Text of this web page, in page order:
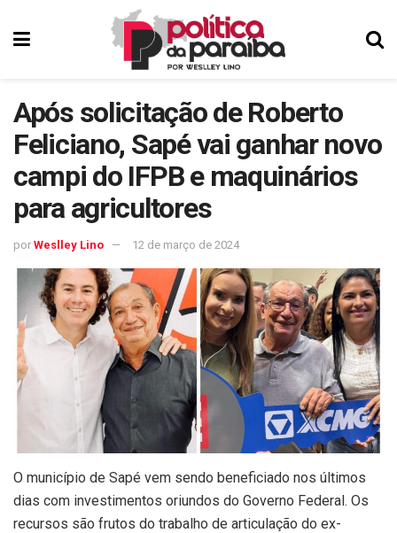
Após solicitação de Roberto
Feliciano, Sapé vai ganhar novo
campi do IFPB e maquinários
para agricultores
por Weslley Lino 12 de março de 2024
O município de Sapé vem sendo beneficiado nos últimos
dias com investimentos oriundos do Governo Federal. Os
recursos são frutos do trabalho de articulação do ex-